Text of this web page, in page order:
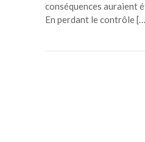
conséquences auraient
En perdant le contrôle